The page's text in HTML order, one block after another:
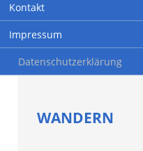
Kontakt
Impressum
Datenschutzerklärung
WANDERN